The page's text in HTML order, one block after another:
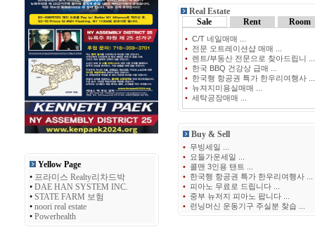
Yellow Page
• 프라미스 Realty리차드박
• DAE HAN SYSTEM INC.
• STATE FARM 보험
• noori real estate
• Powerhealth
Real Estate
Sale
Rent Room
• C/T 네일매매 ...
• 전문 오트레이션샵 매매 ...
• 렌트/부동산 전문으로 찾아드립니 ...
• 한국 BBQ 건강상 급매 ...
• 한국행 항공권 특가 한우리여행사 ...
• 뉴져지미용실매매 ...
• 세탁공장매매 ...
Buy & Sell
• 무빙세일 ...
• 요들가운세일 ...
• 콜맨 3인용 탠트 ...
• 한국행 항공권 특가 한우리여행사 ...
• 피아노 무료로 드립니다 ...
• 중부 뉴저지 피아노 팝니다 ...
• 런닝머신 운동기구 주실분 찾습 ...